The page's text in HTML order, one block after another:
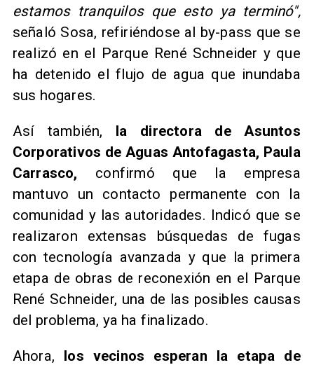
estamos tranquilos que esto ya terminó",
señaló Sosa, refiriéndose al by-pass que se
realizó en el Parque René Schneider y que
ha detenido el flujo de agua que inundaba
sus hogares.
Así también, la directora de Asuntos
Corporativos de Aguas Antofagasta, Paula
Carrasco, confirmó que la empresa
mantuvo un contacto permanente con la
comunidad y las autoridades. Indicó que se
realizaron extensas búsquedas de fugas
con tecnología avanzada y que la primera
etapa de obras de reconexión en el Parque
René Schneider, una de las posibles causas
del problema, ya ha finalizado.
Ahora, los vecinos esperan la etapa de